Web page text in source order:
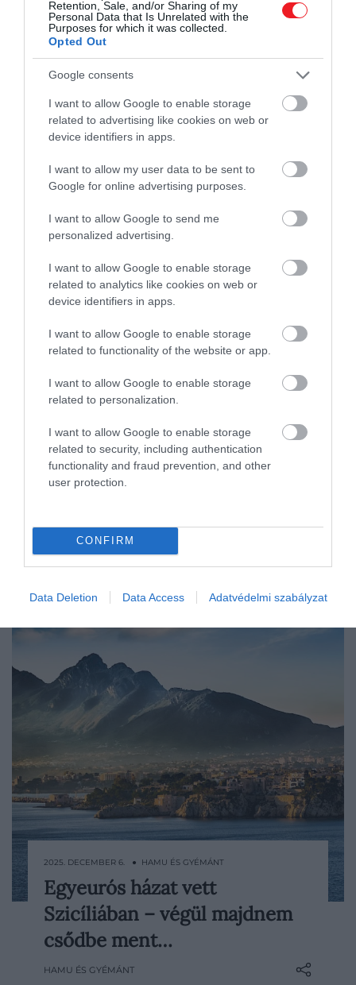
Retention, Sale, and/or Sharing of my
Personal Data that Is Unrelated with the
Purposes for which it was collected.
Opted Out
Google consents
I want to allow Google to enable storage
related to advertising like cookies on web or
device identifiers in apps.
I want to allow my user data to be sent to
Google for online advertising purposes.
I want to allow Google to send me
personalized advertising.
I want to allow Google to enable storage
related to analytics like cookies on web or
device identifiers in apps.
I want to allow Google to enable storage
related to functionality of the website or app.
I want to allow Google to enable storage
related to personalization.
I want to allow Google to enable storage
related to security, including authentication
functionality and fraud prevention, and other
user protection.
CONFIRM
Data Deletion Data Access Adatvédelmi szabályzat
Szicília konyhája az ízek kavalkádjáról
híres, ennek ékes példája a padlizsánból
készült caponata. Ez a sokrétű, karakteres
étel köretként és önálló fogásként is
kenyérrel tálalják…
2026. MÁRCIUS 4. ● TÓTH EMMA
Szicília esszenciája egyetlen
TÓTH EMMA
Az egyeurós házak évek óta óriási
érdeklődést váltanak ki Olaszország több
régiójában, sőt már Franciaországban
hasonló programok. Most egy olyan nő
2025. DECEMBER 6. ● HAMU ÉS GYÉMÁNT
Egyeurós házat vett
Szicíliában – végül majdnem
csődbe ment…
HAMU ÉS GYÉMÁNT